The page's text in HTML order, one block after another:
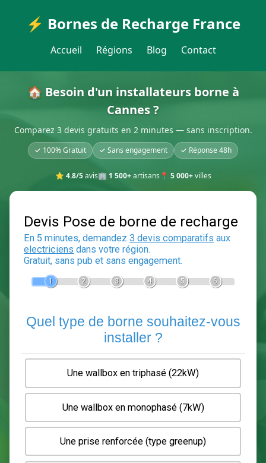
⚡ Bornes de Recharge France
Accueil Régions Blog Contact
🏠 Besoin d'un installateurs borne à
Cannes ?
Comparez 3 devis gratuits en 2 minutes — sans inscription.
✓ 100% Gratuit ✓ Sans engagement ✓ Réponse 48h
⭐ 4.8/5avis🏢 1 500+artisans 📍 5 000+villes
Devis Pose de borne de
En 5 minutes, demandez3 devis comparatifs
Gratuit, sans pub et sans engagement.
2 3 6
Quel type de borne souhaitez-
installer ?
Une wallbox en triphasé (22kW)